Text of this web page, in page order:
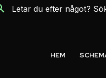
Letar du efter något?
HEM